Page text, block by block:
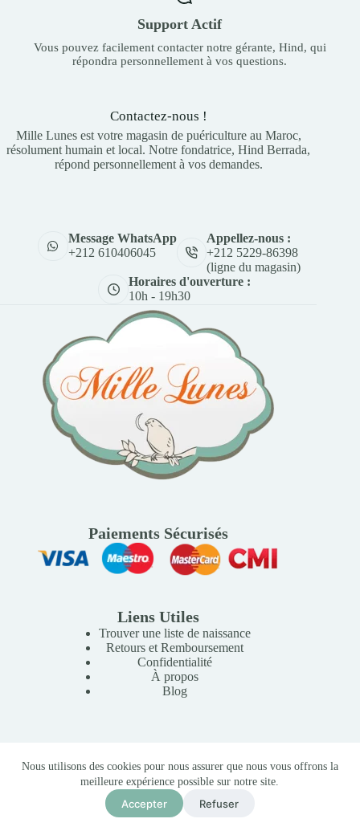
Nous utilisons des cookies pour nous assurer que nous vous offrons la
meilleure expérience possible sur notre site.
Accepter Refuser
Support Actif
Vous pouvez facilement contacter notre gérante, Hind, qui
répondra personnellement à vos questions.
Contactez-nous !
Mille Lunes est votre magasin de puériculture au Maroc,
résolument humain et local. Notre fondatrice, Hind Berrada,
répond personnellement à vos demandes.
Message WhatsApp
+212 610406045
Appellez-nous :
+212 5229-86398
(ligne du magasin)
Horaires d'ouverture :
10h - 19h30
Paiements Sécurisés
Liens Utiles
Trouver une liste de naissance
Retours et Remboursement
Confidentialité
À propos
Blog
Copyright © 2026 Mille Lunes - Création du site :
Baptiste
-Conditions Générales de Vente
Mom’n Play Pink Doomoo – Tablier d’Allaitement
En stock (peut être
Ajouter au panier